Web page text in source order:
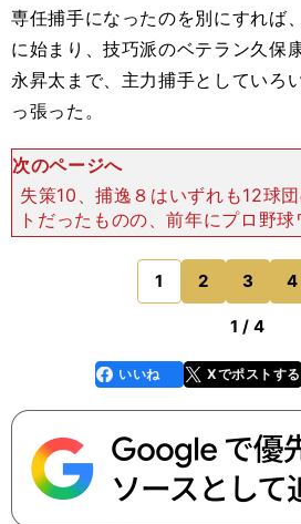
専任捕手になったのを別にすれば
に始まり、技巧派のベテラン久保
永昇太まで、主力捕手としていろ
っ張った。
次のページへ
失策10、捕逸８はいずれも12球
トだったものの、前年にプロ野
に達したチームの暴投は39にま
目からレギュラーで出場した新人
eNAバッテ
1 2 3 4
のページへ
1 / 4
faceboo
k
いいね Xでポストする
line